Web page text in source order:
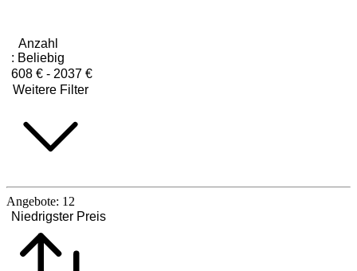
Anzahl
: Beliebig
608 € - 2037 €
Weitere Filter
Angebote: 12
Niedrigster Preis